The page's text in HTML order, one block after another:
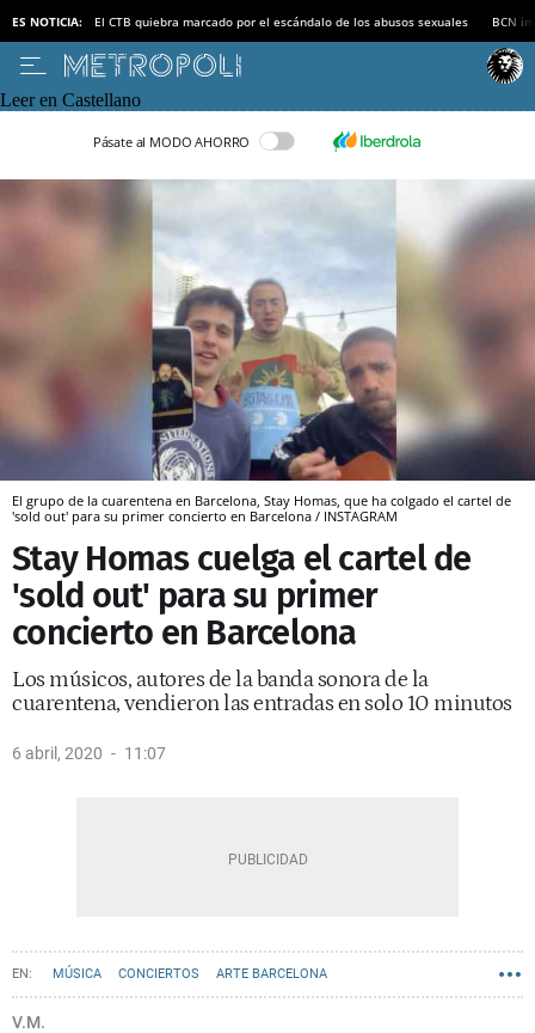
ES NOTICIA: El CTB quiebra marcado por el escándalo de los abusos sexuales BCN
Leer en Castellano
Pásate al MODO AHORRO
El grupo de la cuarentena en Barcelona, Stay Homas, que ha colgado el cartel de
'sold out' para su primer concierto en Barcelona / INSTAGRAM
Stay Homas cuelga el cartel de
'sold out' para su primer
concierto en Barcelona
Los músicos, autores de la banda sonora de la
cuarentena, vendieron las entradas en solo 10 minutos
6 abril, 2020 11:07
MÚSICA CONCIERTOS ARTE BARCELONA
V.M.